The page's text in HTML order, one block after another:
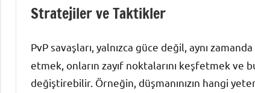
Stratejiler ve Taktikler
PvP savaşları, yalnızca güce değil, aynı zamanda
etmek, onların zayıf noktalarını keşfetmek ve
değiştirebilir. Örneğin, düşmanınızın hangi